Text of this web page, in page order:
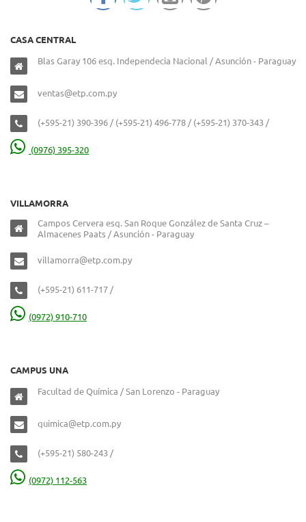
CASA CENTRAL
Blas Garay 106 esq. Independecia Nacional / Asunción - Paraguay
ventas@etp.com.py
(+595-21) 390-396 / (+595-21) 496-778 / (+595-21) 370-343 /
(0976) 395-320
VILLAMORRA
Campos Cervera esq. San Roque González de Santa Cruz –
Almacenes Paats / Asunción - Paraguay
villamorra@etp.com.py
(+595-21) 611-717 /
(0972) 910-710
CAMPUS UNA
Facultad de Química / San Lorenzo - Paraguay
quimica@etp.com.py
(+595-21) 580-243 /
(0972) 112-563